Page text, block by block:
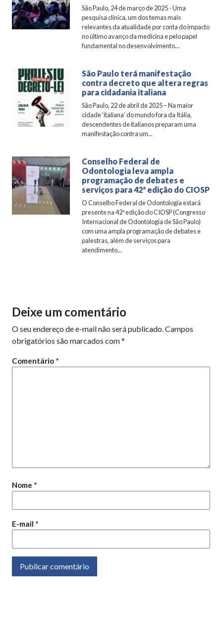
São Paulo, 24 de março de 2025 - Uma
pesquisa clínica, um dos temas mais
relevantes da atualidade por conta do impacto
no último avanço da medicina e pelo papel
fundamental no desenvolvimento...
São Paulo terá manifestação
contra decreto que altera regras
para cidadania italiana
São Paulo, 22 de abril de 2025 – Na maior
cidade ‘italiana’ do mundo fora da Itália,
descendentes de italianos preparam uma
manifestação contra um...
Conselho Federal de
Odontologia leva ampla
programação de debates e
serviços para 42ª edição do CIOSP
O Conselho Federal de Odontologia estará
presente na 42ª edição do CIOSP (Congresso
Internacional de Odontologia de São Paulo)
com uma ampla programação de debates e
palestras, além de serviços para
atendimento...
Deixe um comentário
O seu endereço de e-mail não será publicado. Campos
obrigatórios são marcados com*
Comentário *
Nome *
E-mail *